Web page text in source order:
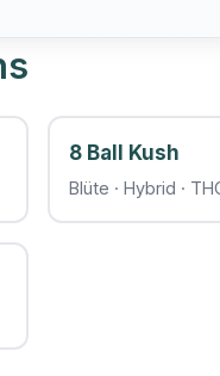
8 Ball Kush
Blüte · Hybrid ·